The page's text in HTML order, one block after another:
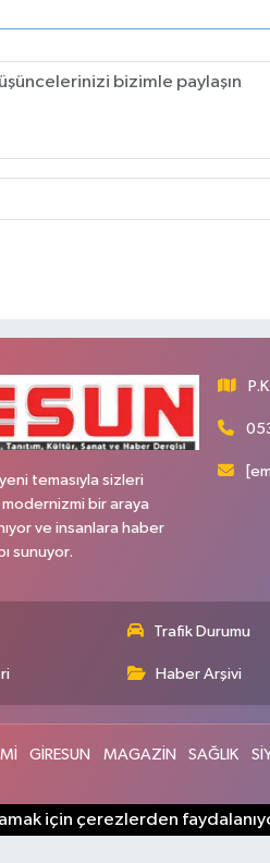
temasıyla sizleri
bir araya
ve insanlara haber
sunuyor.
Trafik Durumu
Haber Arşivi
GİRESUN MAGAZİN SAĞLIK
için çerezlerden